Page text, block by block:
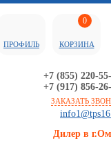
+7 (855) 220-
+7 (917) 856-
ЗАКАЗАТЬ
Дилер в
ПРОФИЛЬ
0
КОРЗИНА